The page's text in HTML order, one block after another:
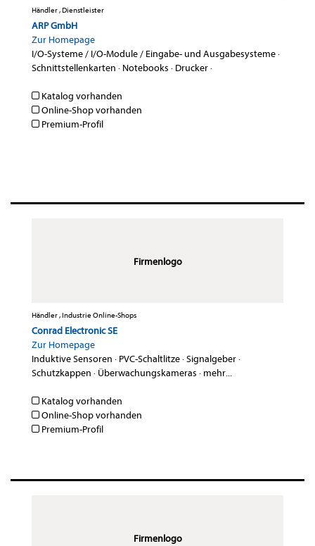
Händler , Dienstleister
ARP GmbH
Zur Homepage
I/O-Systeme / I/O-Module / Eingabe- und Ausgabesysteme·
Schnittstellenkarten · Notebooks · Drucker·
Katalog vorhanden
Online-Shop vorhanden
Premium-Profil
Firmenlogo
Händler , Industrie Online-Shops
Conrad Electronic SE
Zur Homepage
Induktive Sensoren · PVC-Schaltlitze·Signalgeber·
Schutzkappen · Überwachungskameras · mehr...
Katalog vorhanden
Online-Shop vorhanden
Premium-Profil
Firmenlogo